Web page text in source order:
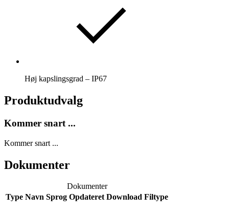
Høj kapslingsgrad – IP67
Produktudvalg
Kommer snart ...
Kommer snart ...
Dokumenter
Dokumenter
Type Navn Sprog Opdateret Download Filtype